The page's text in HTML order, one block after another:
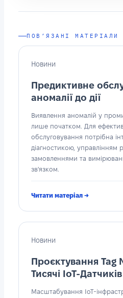
ПОВ’ЯЗАНІ МАТЕРІАЛИ
Новини
Предиктивне
аномалії до дії
Виявлення аномалій у
лише початком. Для
обслуговування потрібна
діагностикою, управлінням
замовленнями та
зв'язком.
Читати матеріал →
Новини
Проєктування Tag
Тисячі IoT-Датчиків
Масштабування IoT-